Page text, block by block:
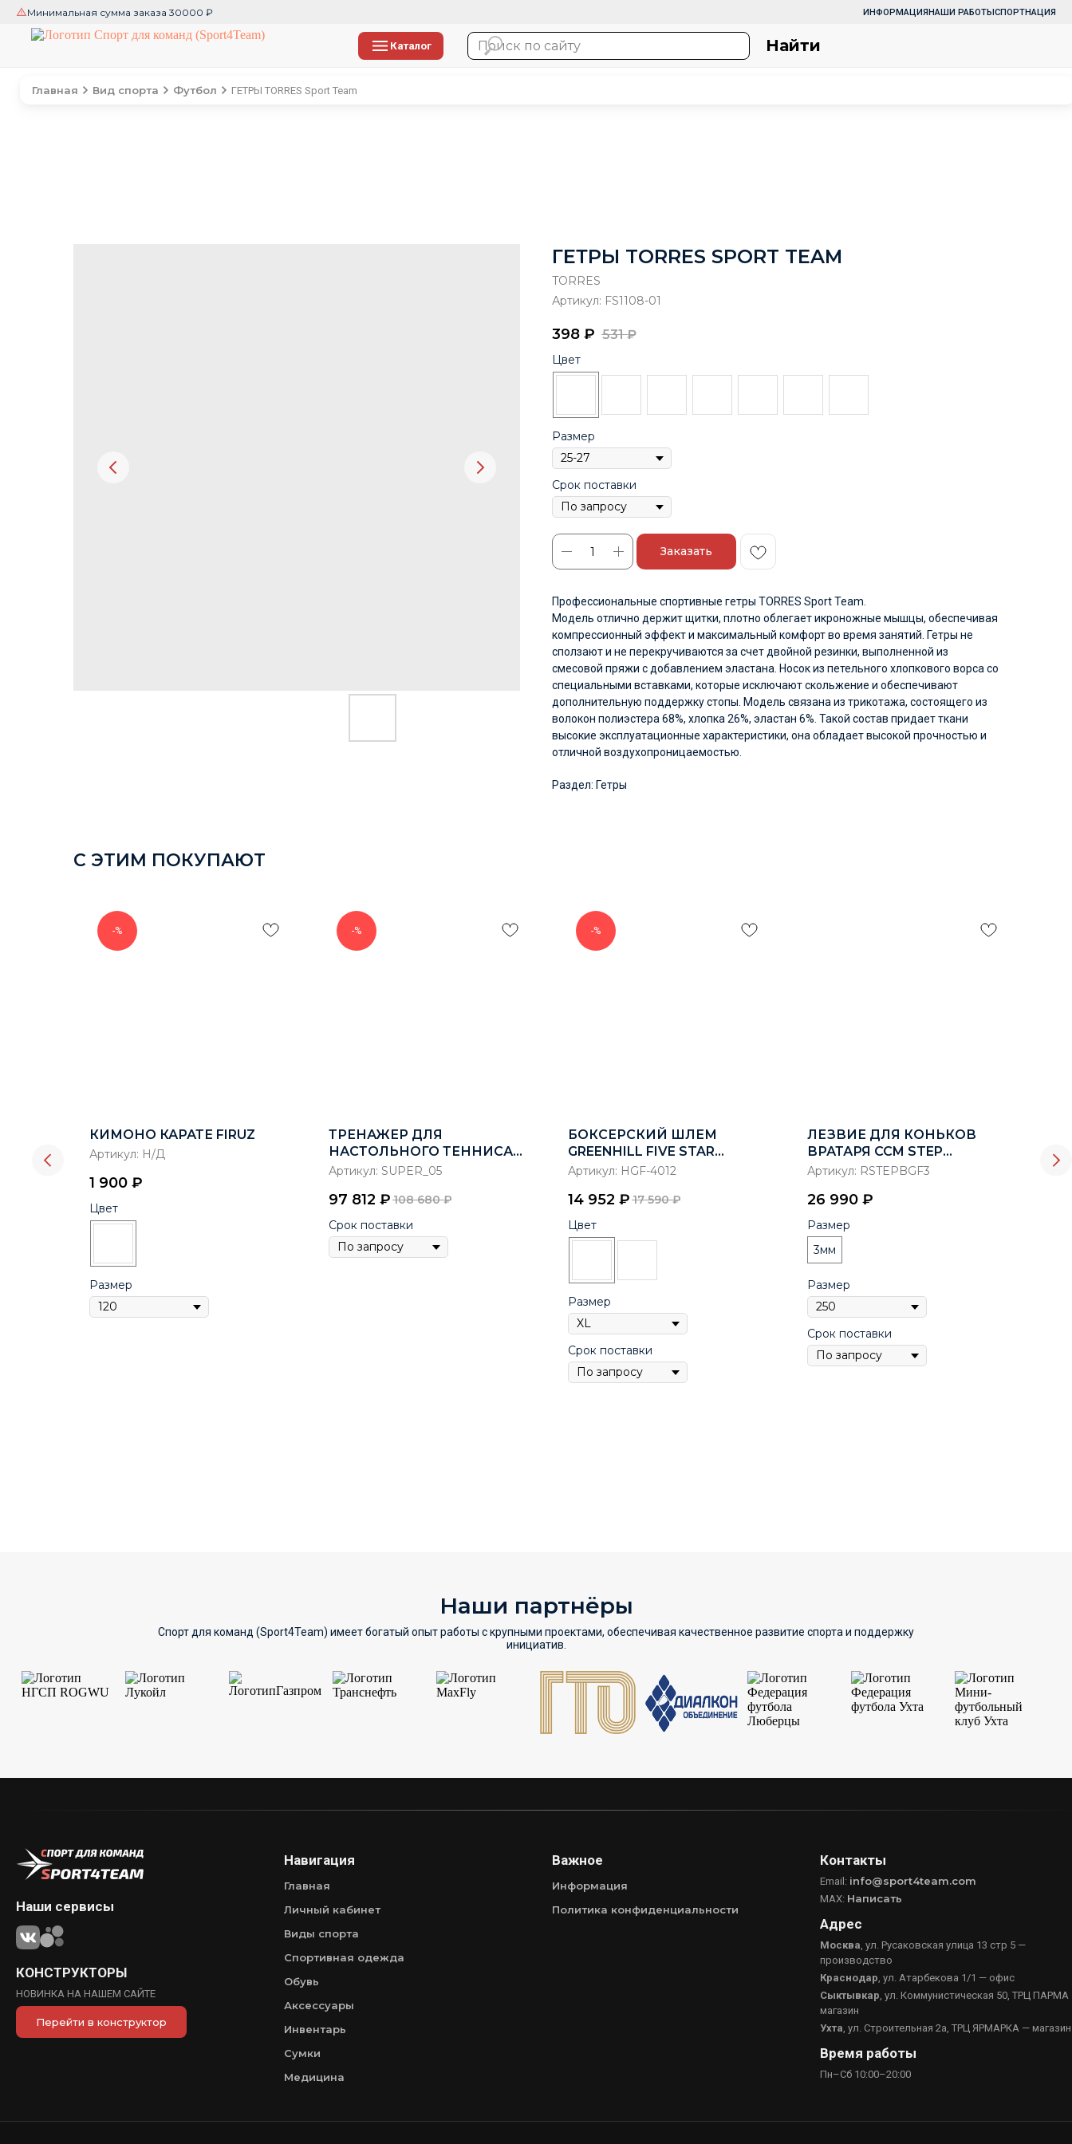
Минимальная сумма заказа 30000 ₽ ИНФОРМАЦИЯНАШИ РАБОТЫСПОРТНАЦИЯ
Каталог Найти
Главная Вид спорта Футбол ГЕТРЫ TORRES Sport Team
ГЕТРЫ TORRES SPORT TEAM
TORRES
Артикул: FS1108-01
398 ₽ 531 ₽
Цвет
Размер
Срок поставки
Заказать
Профессиональные спортивные гетры TORRES Sport Team.
Модель отлично держит щитки, плотно облегает икроножные мышцы, обеспечивая
компрессионный эффект и максимальный комфорт во время занятий. Гетры не
сползают и не перекручиваются за счет двойной резинки, выполненной из
смесовой пряжи с добавлением эластана. Носок из петельного хлопкового ворса со
специальными вставками, которые исключают скольжение и обеспечивают
дополнительную поддержку стопы. Модель связана из трикотажа, состоящего из
волокон полиэстера 68%, хлопка 26%, эластан 6%. Такой состав придает ткани
высокие эксплуатационные характеристики, она обладает высокой прочностью и
отличной воздухопроницаемостью.
Раздел: Гетры
С ЭТИМ ПОКУПАЮТ
-%
КИМОНО КАРАТЕ FIRUZ
Артикул: Н/Д
1 900 ₽
Цвет
Размер
-%
ТРЕНАЖЕР ДЛЯ
НАСТОЛЬНОГО ТЕННИСА
DOUBLE FISH SUPER 5
Артикул: SUPER_05
97 812 ₽ 108 680 ₽
Срок поставки
-%
БОКСЕРСКИЙ ШЛЕМ
GREENHILL FIVE STAR
ОДОБРЕННЫЙ IBA
Артикул: HGF-4012
14 952 ₽ 17 590 ₽
Цвет
Размер
Срок поставки
ЛЕЗВИЕ ДЛЯ КОНЬКОВ
ВРАТАРЯ CCM STEP
BLACKSTEEL 10F27 XS
Артикул: RSTEPBGF3
26 990 ₽
Размер
3мм
Размер
Срок поставки
Наши партнёры
Спорт для команд (Sport4Team) имеет богатый опыт работы с крупными проектами, обеспечивая качественное развитие спорта и поддержку
инициатив.
Наши сервисы
КОНСТРУКТОРЫ
НОВИНКА НА НАШЕМ САЙТЕ
Перейти в конструктор
Навигация
Главная
Личный кабинет
Виды спорта
Спортивная одежда
Обувь
Аксессуары
Инвентарь
Сумки
Медицина
Важное
Информация
Политика конфиденциальности
Контакты
Email: info@sport4team.com
MAX: Написать
Адрес
Москва , ул. Русаковская улица 13 стр 5 —
производство
Краснодар , ул. Атарбекова 1/1 — офис
Сыктывкар , ул. Коммунистическая 50, ТРЦ
магазин
Ухта , ул. Строительная 2а, ТРЦ ЯРМАРКА — магазин
Время работы
Пн–Сб 10:00–20:00